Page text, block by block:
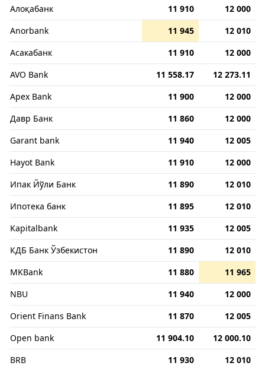
Алоқабанк
11 910
12 000
Anorbank
11 945
12 010
Асакабанк
11 910
12 000
AVO Bank
11 558.17
12 273.11
Apex Bank
11 900
12 000
Давр Банк
11 860
12 000
Garant bank
11 940
12 005
Hayot Bank
11 910
12 000
Ипак Йўли Банк
11 890
12 010
Ипотека банк
11 895
12 010
Kapitalbank
11 935
12 005
КДБ Банк Ўзбекистон
11 890
12 010
MKBank
11 880
11 965
NBU
11 940
12 000
Orient Finans Bank
11 870
12 005
Open bank
11 904.10
12 000.10
BRB
11 930
12 010